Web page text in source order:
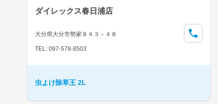
ダイレックス春日浦店
大分県大分市勢家８４３－４８
TEL: 097-578-8503
虫よけ除草王 2L